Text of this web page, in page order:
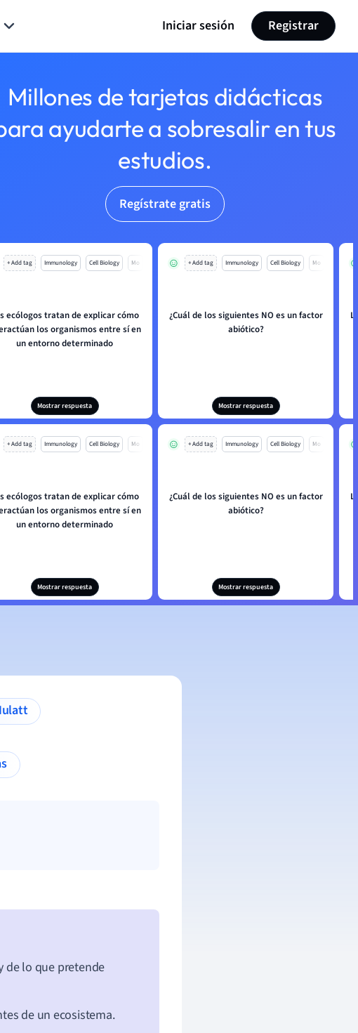
Iniciar sesión Registrar
Millones de tarjetas didácticas
ayudarte a sobresalir en tus
estudios.
Regístrate gratis
+ Add tag Immunology Cell Biology Mo
ecólogos tratan de explicar cómo
los organismos entre sí en
un entorno determinado
Mostrar respuesta
+ Add tag Immunology Cell Biology Mo
¿Cuál de los siguientes NO es un factor
abiótico?
Mostrar respuesta
+ Add tag Immunology Cell Biology Mo
ecólogos tratan de explicar cómo
los organismos entre sí en
un entorno determinado
Mostrar respuesta
+ Add tag Immunology Cell Biology Mo
¿Cuál de los siguientes NO es un factor
abiótico?
Mostrar respuesta
Hulatt
de lo que pretende
de un ecosistema.